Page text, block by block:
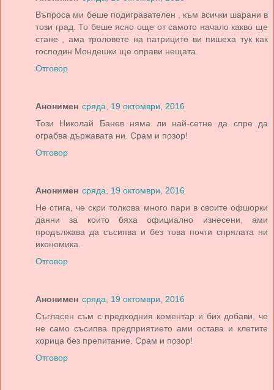
Въпроса ми беше подигравателен , към всички шарани в
този град. То беше ясно още от самото начало какво ще
стане , ама троловете на патриците ви пишеха тук как
господин Мондешки ще оправи нещата.
Отговор
Анонимен сряда, 19 октомври, 2016
Този Николай Банев няма ли най-сетне да спре да
ограбва държавата ни. Срам и позор!
Отговор
Анонимен сряда, 19 октомври, 2016
Не стига, че скри толкова много пари в своите офшорки
данни за които бяха официално изнесени, ами
продължава да съсипва и без това почти спрялата ни
икономика.
Отговор
Анонимен сряда, 19 октомври, 2016
Съгласен съм с предходния коментар и бих добави, че
не само съсипва предприятието ами остава и клетите
хорица без препитание. Срам и позор!
Отговор